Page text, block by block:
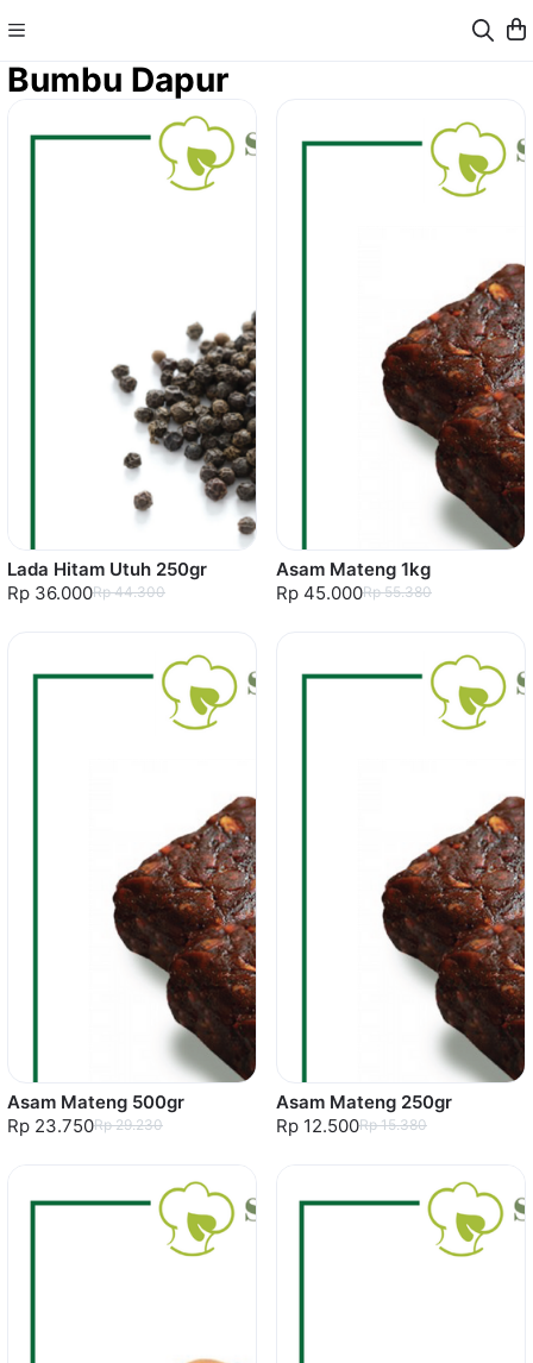
Bumbu Dapur
Lada Hitam Utuh 250gr
Rp 36.000Rp 44.300
Asam Mateng 1kg
Rp 45.000Rp 55.380
Asam Mateng 500gr
Rp 23.750Rp 29.230
Asam Mateng 250gr
Rp 12.500Rp 15.380